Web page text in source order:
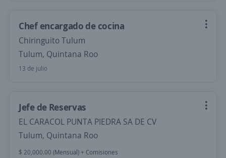
Chef encargado de cocina
Chiringuito Tulum
Tulum, Quintana Roo
13 de julio
Jefe de Reservas
EL CARACOL PUNTA PIEDRA SA DE CV
Tulum, Quintana Roo
$ 20,000.00 (Mensual) + Comisiones